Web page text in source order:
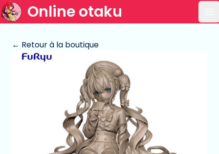
Online otaku
← Retour à la boutique